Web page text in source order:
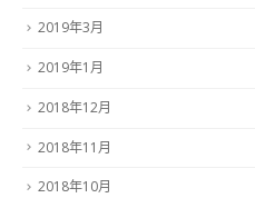
2019年3月
2019年1月
2018年12月
2018年11月
2018年10月